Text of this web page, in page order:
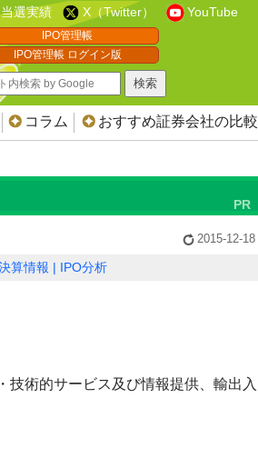
当選実績 X（Twitter） YouTube
IPO管理帳
IPO管理帳 ログイン版
コラム おすすめ証券会社の比較
2015-12-18
算情報 IPO分析
術的サービス及び情報提供、輸出入